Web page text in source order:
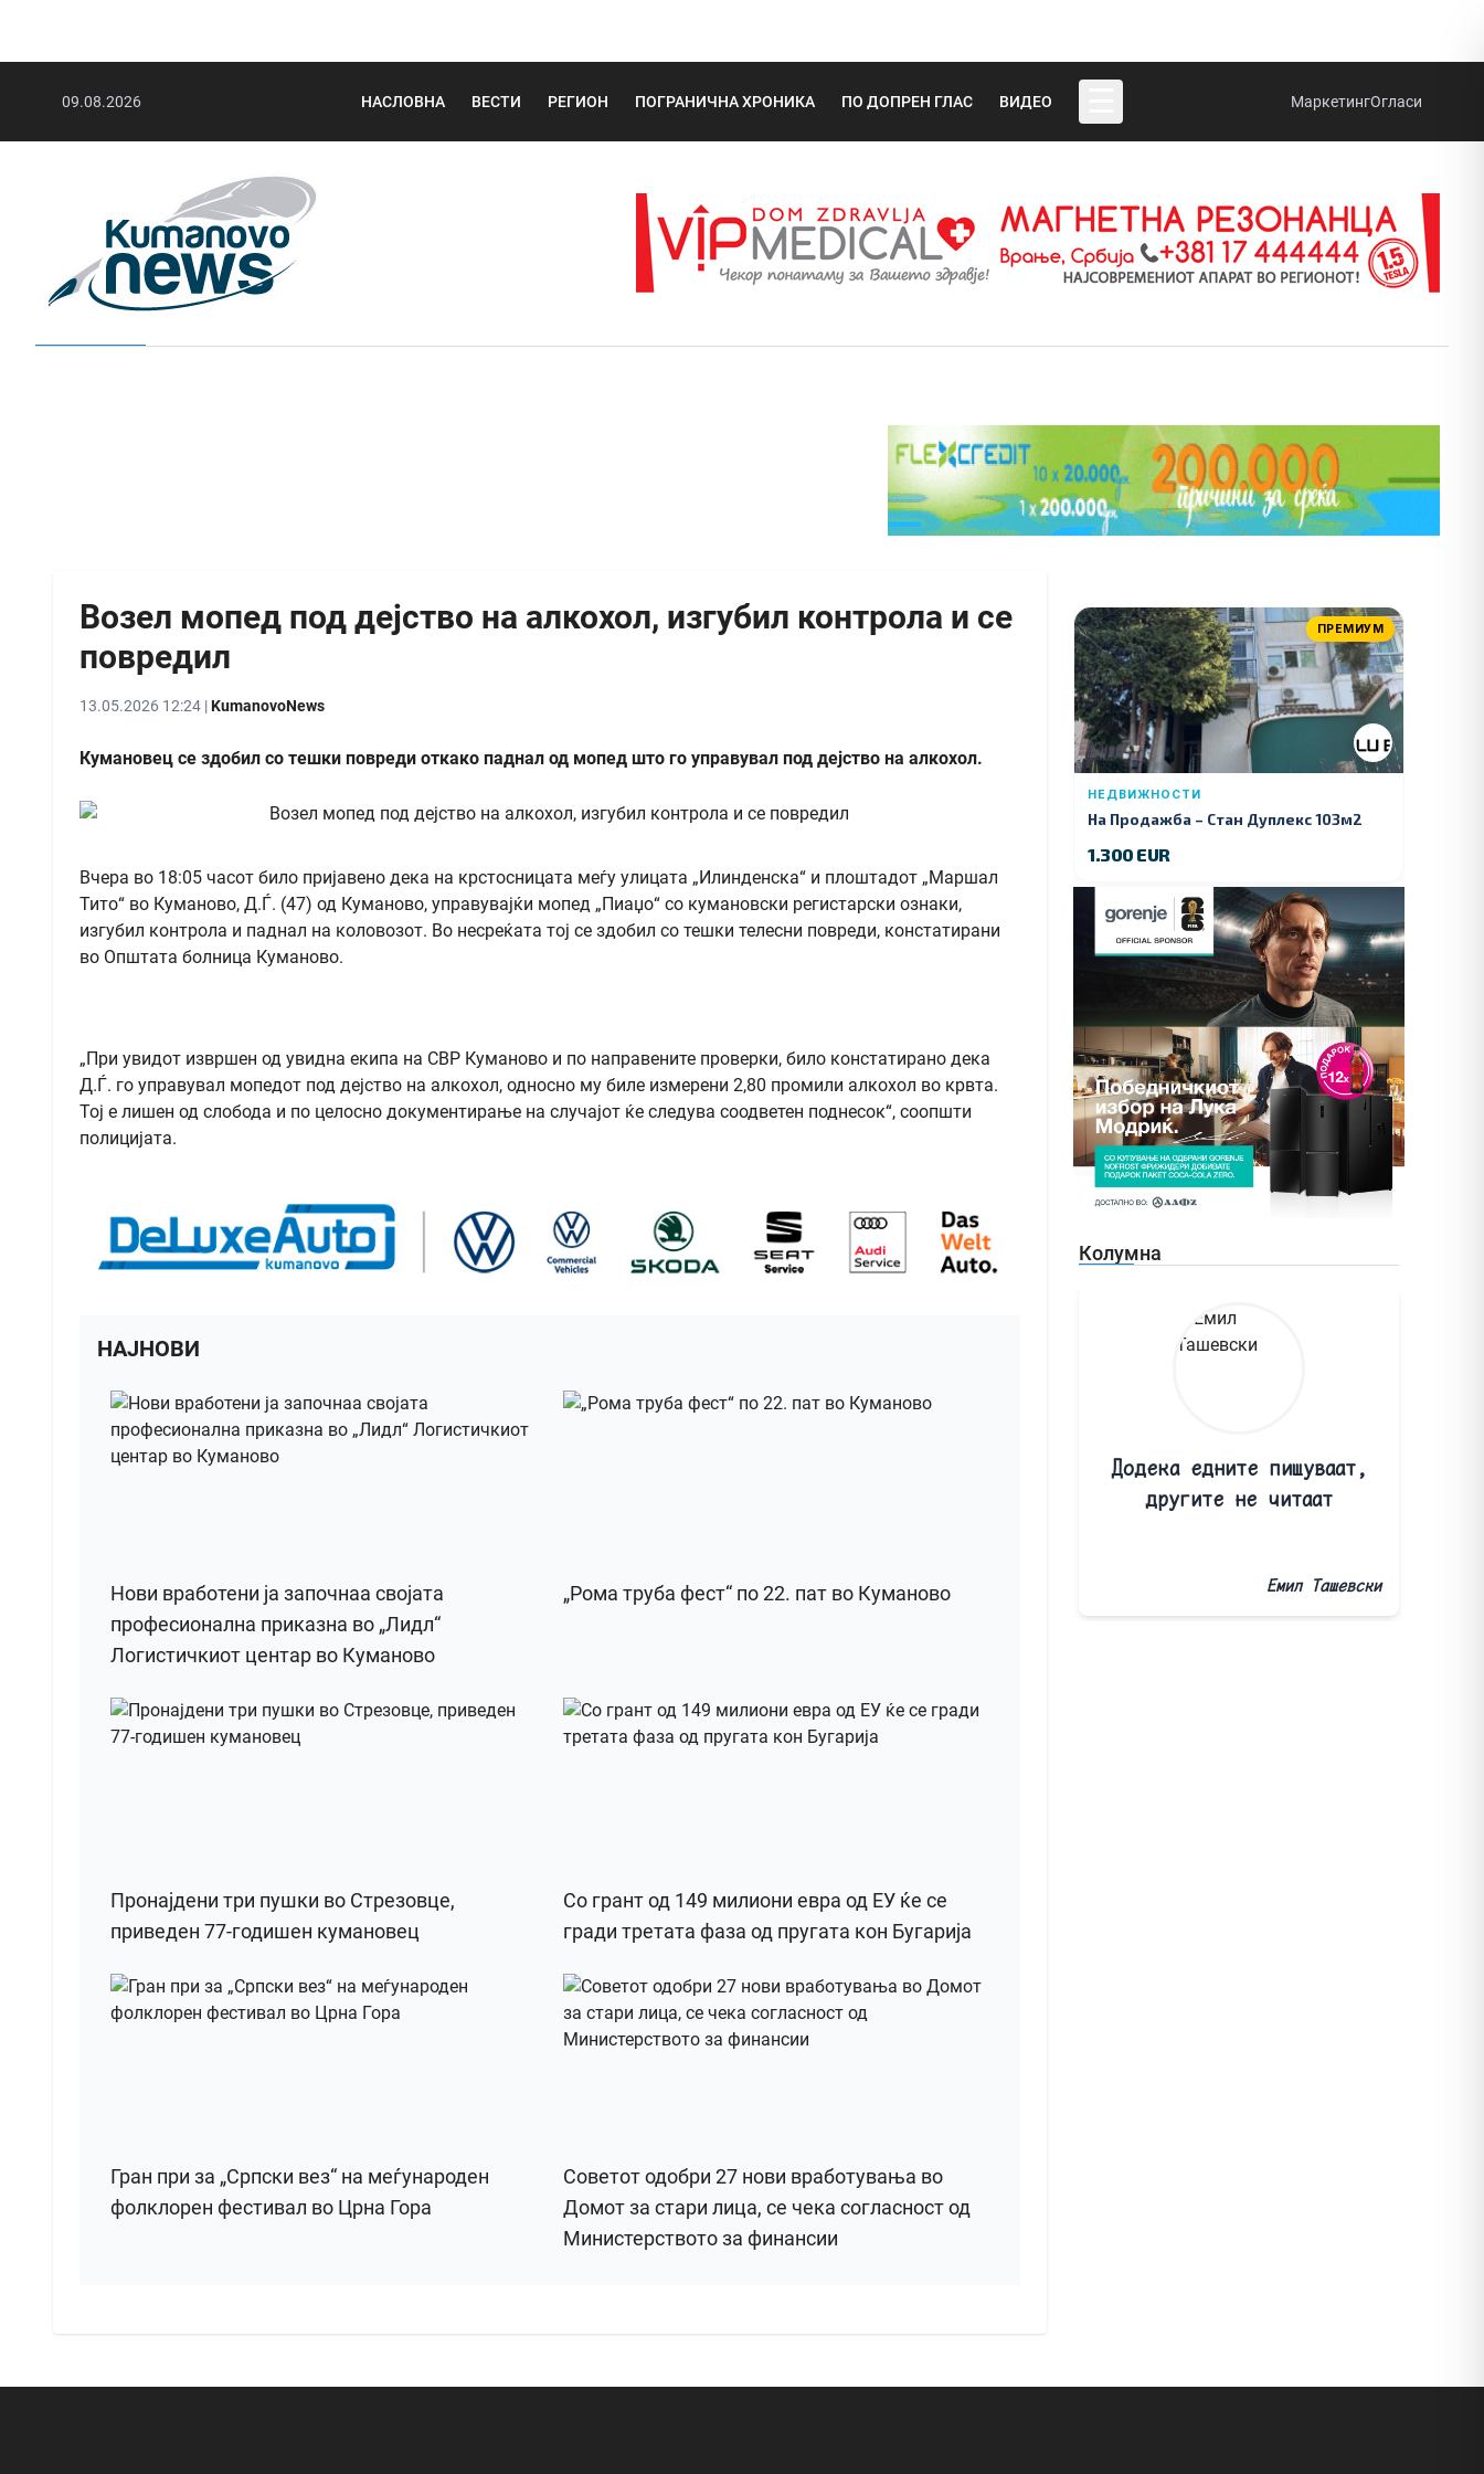
09.08.2026 НАСЛОВНА ВЕСТИ РЕГИОН ПОГРАНИЧНА ХРОНИКА ПО ДОПРЕН ГЛАС ВИДЕО МаркетингОгласи
Возел мопед под дејство на алкохол, изгубил контрола и се
повредил
13.05.2026 12:24 |KumanovoNews
Кумановец се здобил со тешки повреди откако паднал од мопед што го управувал под дејство на алкохол.
Вчера во 18:05 часот било пријавено дека на крстосницата меѓу улицата „Илинденска“ и плоштадот „Маршал
Тито“ во Куманово, Д.Ѓ. (47) од Куманово, управувајќи мопед „Пиаџо“ со кумановски регистарски ознаки,
изгубил контрола и паднал на коловозот. Во несреќата тој се здобил со тешки телесни повреди, констатирани
во Општата болница Куманово.
„При увидот извршен од увидна екипа на СВР Куманово и по направените проверки, било констатирано дека
Д.Ѓ. го управувал мопедот под дејство на алкохол, односно му биле измерени 2,80 промили алкохол во крвта.
Тој е лишен од слобода и по целосно документирање на случајот ќе следува соодветен поднесок“, соопшти
полицијата.
НАЈНОВИ
Нови вработени ја започнаа својата
професионална приказна во „Лидл“
Логистичкиот центар во Куманово
„Рома труба фест“ по 22. пат во Куманово
Пронајдени три пушки во Стрезовце,
приведен 77-годишен кумановец
Со грант од 149 милиони евра од ЕУ ќе се
гради третата фаза од пругата кон Бугарија
Гран при за „Српски вез“ на меѓународен
фолклорен фестивал во Црна Гора
Советот одобри 27 нови вработувања во
Домот за стари лица, се чека согласност од
Министерството за финансии
ПРЕМИУМ
НЕДВИЖНОСТИ
На Продажба – Стан Дуплекс 103м2
1.300 EUR
Колумна
Додека едните пишуваат,
другите не читаат
Емил Ташевски